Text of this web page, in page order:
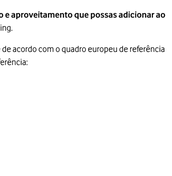
aproveitamento que possas adicionar ao
acordo com o quadro europeu de referência